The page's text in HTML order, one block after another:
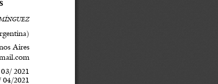
Aires
2021
04/2021